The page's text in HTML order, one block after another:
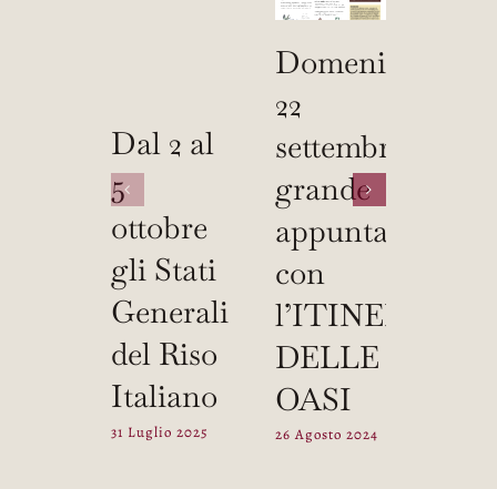
Dal 2 al
5
ottobre
gli Stati
Generali
del Riso
Italiano
31 Luglio 2025
Domenica
22
settembre
grande
appuntamento
con
l’ITINERARIO
DELLE
OASI
26 Agosto 2024